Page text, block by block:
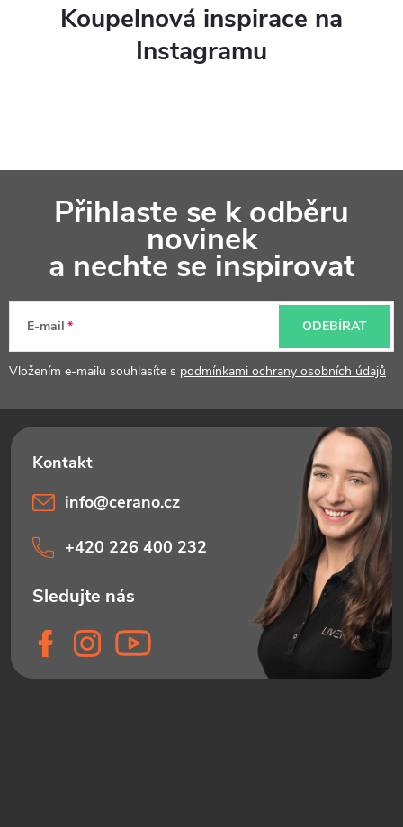
Koupelnová inspirace na
Instagramu
a
Přihlaste se k odběru
novinek
a nechte se inspirovat
E-mail
Vložením e-mailu souhlasíte s podmínkami ochrany osobních údajů
ODEBÍRAT
info@cerano.cz
+420 226 400 232